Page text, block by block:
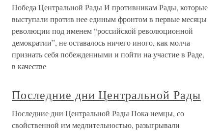
Победа Центральной Рады И противникам Рады, которые
выступали против нее единым фронтом в первые месяцы
революции под именем “российской революционной
демократии”, не оставалось ничего иного, как молча
признать себя побежденными и пойти на участие в Раде,
в качестве
Последние дни Центральной Рады
Последние дни Центральной Рады Пока немцы, со
свойственной им медлительностью, разыгрывали